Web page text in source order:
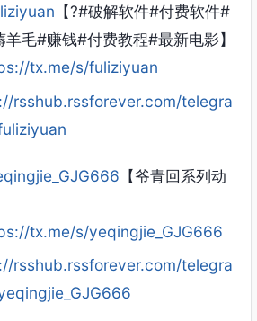
【?#破解软件#付费软件#
毛#赚钱#付费教程#最新电影】
tx.me/s/fuliziyuan
rsshub.rssforever.com/telegra
【爷青回系列动
tx.me/s/yeqingjie_GJG666
rsshub.rssforever.com/telegra